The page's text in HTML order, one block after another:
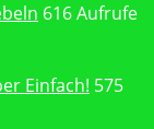
616 Aufrufe
Einfach! 575